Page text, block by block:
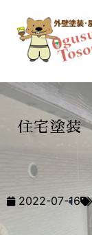
住宅塗装
2022-07-16